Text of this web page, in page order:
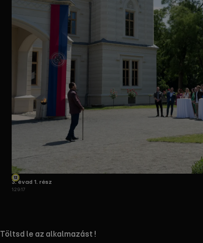
3. évad 1. rész
1:29:17
RTL+ useful links.
Töltsd le az alkalmazást !